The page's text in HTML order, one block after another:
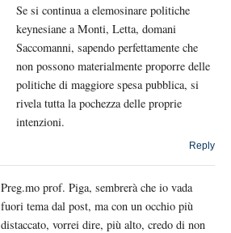
Se si continua a elemosinare politiche
keynesiane a Monti, Letta, domani
Saccomanni, sapendo perfettamente che
non possono materialmente proporre delle
politiche di maggiore spesa pubblica, si
rivela tutta la pochezza delle proprie
intenzioni.
Reply
Preg.mo prof. Piga, sembrerà che io vada
fuori tema dal post, ma con un occhio più
distaccato, vorrei dire, più alto, credo di non